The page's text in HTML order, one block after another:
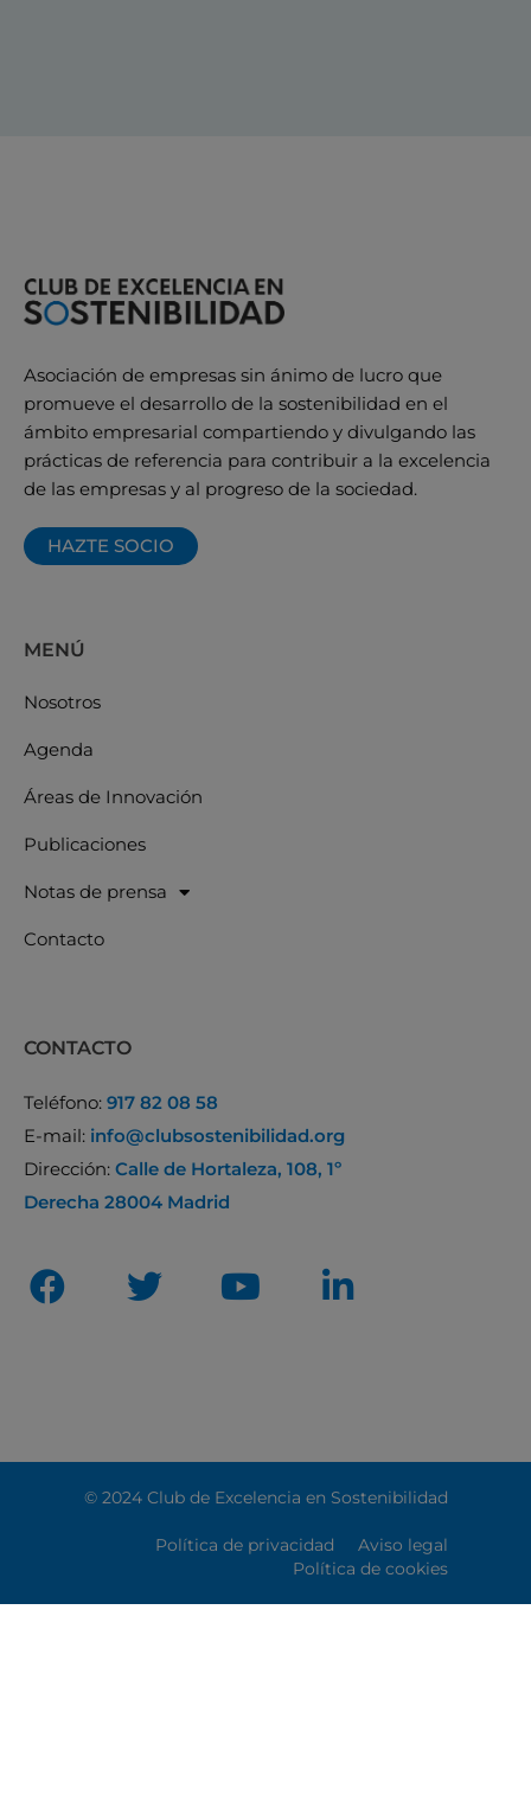
Asociación de empresas sin ánimo de lucro que
promueve el desarrollo de la sostenibilidad en el
ámbito empresarial compartiendo y divulgando las
prácticas de referencia para contribuir a la excelencia
de las empresas y al progreso de la sociedad.
HAZTE SOCIO
MENÚ
Nosotros
Agenda
Áreas de Innovación
Publicaciones
Notas de prensa
Contacto
CONTACTO
Teléfono: 917 82 08 58
E-mail: info@clubsostenibilidad.org
Dirección: Calle de Hortaleza, 108, 1º
Derecha 28004 Madrid
© 2024 Club de Excelencia en Sostenibilidad
Política de privacidad
Aviso legal
Política de cookies